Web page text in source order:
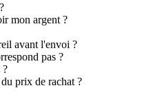
mon argent ?
avant l'envoi ?
pas ?
?
prix de rachat ?